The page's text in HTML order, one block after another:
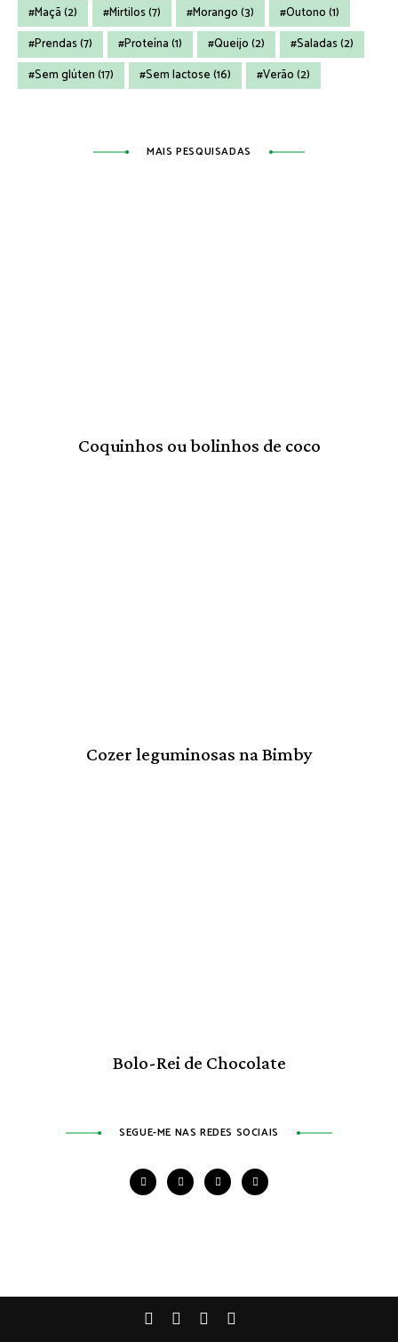
Maçã(2) Mirtilos(7) Morango(3) Outono(1)
Prendas(7) Proteína(1) Queijo(2) Saladas(2)
Sem glúten(17) Sem lactose(16) Verão(2)
MAIS PESQUISADAS
Coquinhos ou bolinhos de coco
Cozer leguminosas na Bimby
Bolo-Rei de Chocolate
SEGUE-ME NAS REDES SOCIAIS